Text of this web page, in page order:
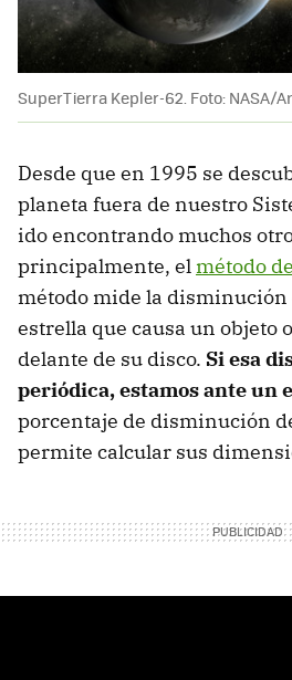
SuperTierra Kepler-62. Foto: NASA/
Desde que en 1995 se
planeta fuera de nuestro
ido encontrando muchos
principalmente, elmétodo
método mide la
estrella que causa un objeto
delante de su disco. Si esa
periódica, estamos ante un
porcentaje de disminución
permite calcular sus